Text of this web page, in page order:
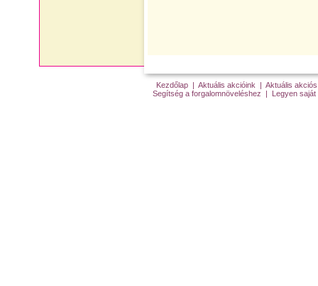
Kezdőlap | Aktuális akcióink | Aktuális
Segítség a forgalomnöveléshez | Legyen